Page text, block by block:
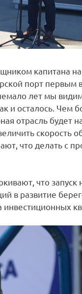
капитана на
порт первым
лет мы
и осталось. Чем
отрасль будет
скорость
что делать с
что запуск
в развитие